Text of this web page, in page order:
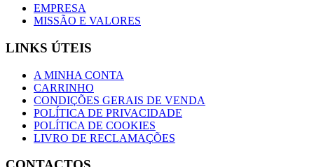
EMPRESA
MISSÃO E VALORES
LINKS ÚTEIS
A MINHA CONTA
CARRINHO
CONDIÇÕES GERAIS DE VENDA
POLÍTICA DE PRIVACIDADE
POLÍTICA DE COOKIES
LIVRO DE RECLAMAÇÕES